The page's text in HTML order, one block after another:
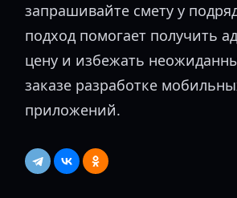
запрашивайте смету у
подход помогает получить
цену и избежать
заказе разработке
приложений.